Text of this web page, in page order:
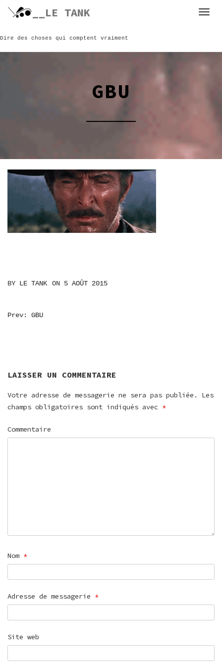
Skip
__LE TANK
Dire des choses qui comptent vraiment
GBU
BY LE TANK ON 5 AOÛT 2015
NAVIGATION
Prev: GBU
LAISSER UN COMMENTAIRE
Votre adresse de messagerie ne sera pas publiée.
Les
champs obligatoires sont indiqués avec *
Commentaire
Nom *
Adresse de messagerie *
Site web